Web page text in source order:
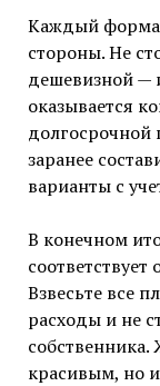
Каждый
стороны. Не
дешевизной —
оказывается
долгосрочной
заранее
варианты с
В конечном
Взвесьте все
расходы и не
красивым, но